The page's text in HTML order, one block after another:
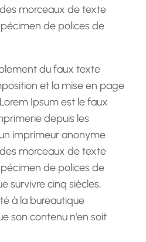
morceaux de texte
de polices de
du faux texte
et la mise en page
Ipsum est le faux
depuis les
imprimeur anonyme
morceaux de texte
de polices de
survivre cinq siècles,
à la bureautique
son contenu n'en soit